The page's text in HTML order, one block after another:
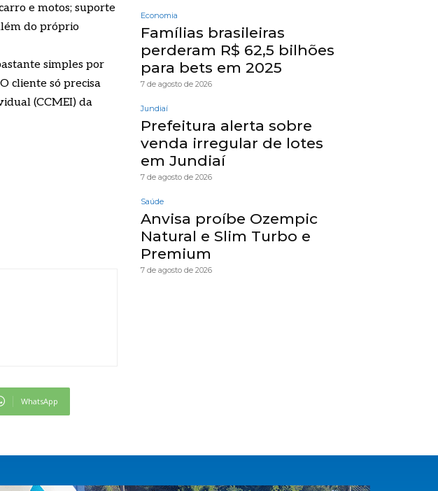
e motos; suporte
do próprio
simples por
cliente só precisa
(CCMEI) da
WhatsApp
Economia
Famílias brasileiras
perderam R$ 62,5 bilhões
para bets em 2025
7 de agosto de 2026
Jundiaí
Prefeitura alerta sobre
venda irregular de lotes
em Jundiaí
7 de agosto de 2026
Saúde
Anvisa proíbe Ozempic
Natural e Slim Turbo e
Premium
7 de agosto de 2026